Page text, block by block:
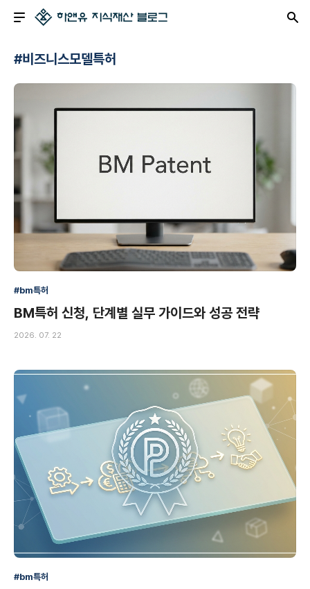
#비즈니스모델특허
#bm특허
BM특허 신청, 단계별 실무 가이드와 성공 전략
2026. 07. 22
#bm특허